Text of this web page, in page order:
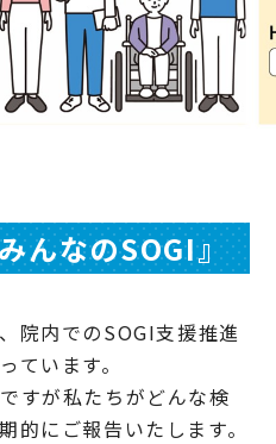
んなのSOGI』
院内でのSOGI支援推進
ています。
すが私たちがどんな検
的にご報告いたします。